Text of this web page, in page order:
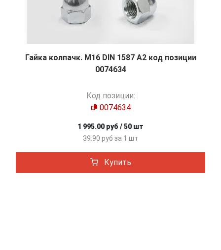
Гайка колпачк. М16 DIN 1587 A2 код позиции
0074634
Код позиции:
0074634
1 995.00 руб / 50 шт
39.90 руб за 1 шт
Купить